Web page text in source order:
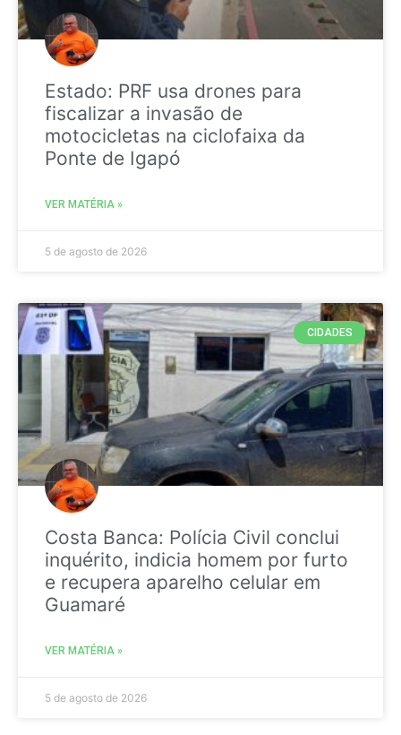
Estado: PRF usa drones para
fiscalizar a invasão de
motocicletas na ciclofaixa da
Ponte de Igapó
VER MATÉRIA »
5 de agosto de 2026
CIDADES
Costa Banca: Polícia Civil conclui
inquérito, indicia homem por furto
e recupera aparelho celular em
Guamaré
VER MATÉRIA »
5 de agosto de 2026